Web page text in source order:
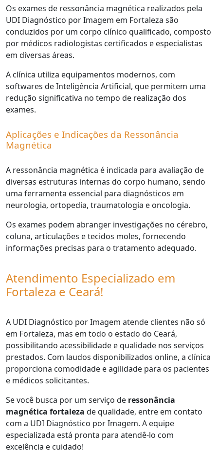
Os exames de ressonância magnética realizados pela
UDI Diagnóstico por Imagem em Fortaleza são
conduzidos por um corpo clínico qualificado, composto
por médicos radiologistas certificados e especialistas
em diversas áreas.
A clínica utiliza equipamentos modernos, com
softwares de Inteligência Artificial, que permitem uma
redução significativa no tempo de realização dos
exames.
Aplicações e Indicações da Ressonância
Magnética
A ressonância magnética é indicada para avaliação de
diversas estruturas internas do corpo humano, sendo
uma ferramenta essencial para diagnósticos em
neurologia, ortopedia, traumatologia e oncologia.
Os exames podem abranger investigações no cérebro,
coluna, articulações e tecidos moles, fornecendo
informações precisas para o tratamento adequado.
Atendimento Especializado em
Fortaleza e Ceará!
A UDI Diagnóstico por Imagem atende clientes não só
em Fortaleza, mas em todo o estado do Ceará,
possibilitando acessibilidade e qualidade nos serviços
prestados. Com laudos disponibilizados online, a clínica
proporciona comodidade e agilidade para os pacientes
e médicos solicitantes.
Se você busca por um serviço de ressonância
magnética fortaleza de qualidade, entre em contato
com a UDI Diagnóstico por Imagem. A equipe
especializada está pronta para atendê-lo com
excelência e cuidado!